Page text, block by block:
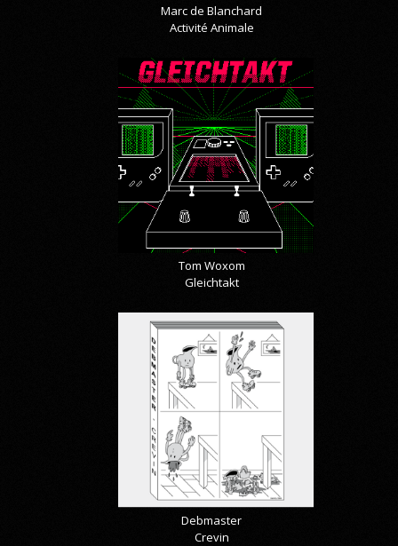
Marc de Blanchard
Activité Animale
Tom Woxom
Gleichtakt
Debmaster
Crevin